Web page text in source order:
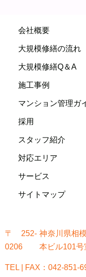
会社概要
大規模修繕の流れ
大規模修繕Q＆A
施工事例
マンション管理ガ
採用
スタッフ紹介
対応エリア
サービス
サイトマップ
〒252-
0206
神奈川県相
本ビル101号
TEL | FAX：042-851-